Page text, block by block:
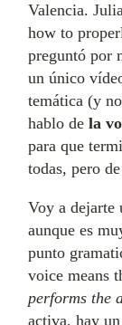
Valencia.
how to
preguntó por
un único
temática (y
hablo dela
para que
todas, pero
Voy a dejarte
aunque es
punto
voice means
performs the
activa, hay